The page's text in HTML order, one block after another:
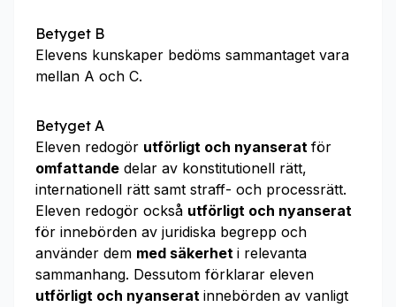
Betyget B
Elevens kunskaper bedöms sammantaget vara
mellan A och C.
Betyget A
Eleven redogör utförligt och nyanserat för
omfattande delar av konstitutionell rätt,
internationell rätt samt straff- och processrätt.
Eleven redogör också utförligt och nyanserat
för innebörden av juridiska begrepp och
använder dem med säkerhet i relevanta
sammanhang. Dessutom förklarar eleven
utförligt och nyanserat innebörden av vanligt